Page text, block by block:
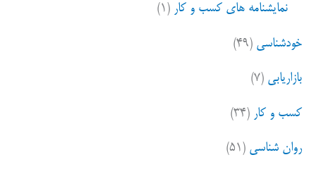
نمایشنامه های کسب و کار (۱)
خودشناسی (۴۹)
بازاریابی (۷)
کسب و کار (۳۴)
روان شناسی (۵۱)